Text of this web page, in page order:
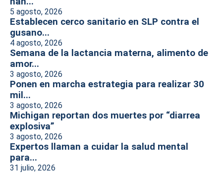
5 agosto, 2026
Establecen cerco sanitario en SLP contra el
gusano...
4 agosto, 2026
Semana de la lactancia materna, alimento de
amor...
3 agosto, 2026
Ponen en marcha estrategia para realizar 30
mil...
3 agosto, 2026
Michigan reportan dos muertes por “diarrea
explosiva”
3 agosto, 2026
Expertos llaman a cuidar la salud mental
para...
31 julio, 2026